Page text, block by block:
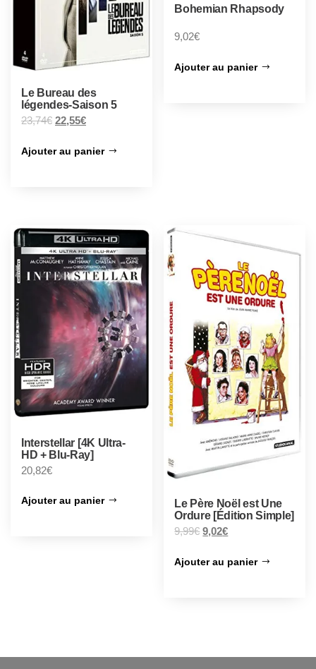
Le Bureau des
légendes-Saison 5
23,74€ 22,55€
Ajouter au panier
Bohemian Rhapsody
9,02€
Ajouter au panier
Interstellar [4K Ultra-
HD + Blu-Ray]
20,82€
Ajouter au panier
Le Père Noël est Une
Ordure [Édition Simple]
9,99€ 9,02€
Ajouter au panier